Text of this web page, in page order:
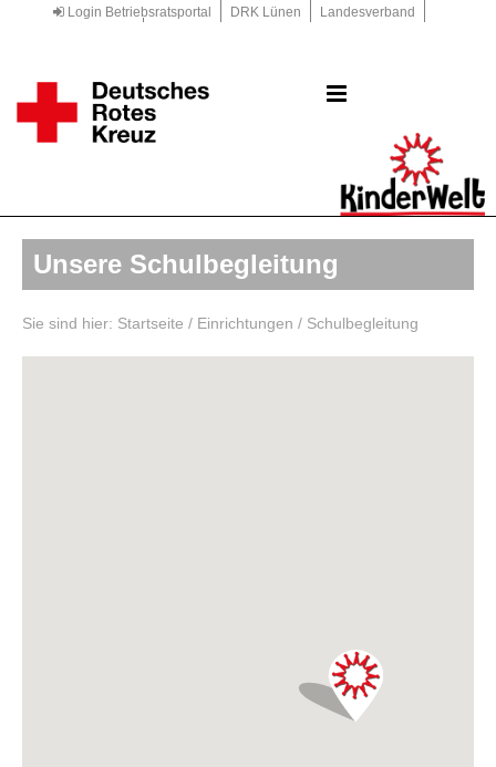
Login Betriebsratsportal DRK Lünen
Landesverband
Unsere Schulbegleitung
Sie sind hier: Startseite / Einrichtungen / Schulbegleitung